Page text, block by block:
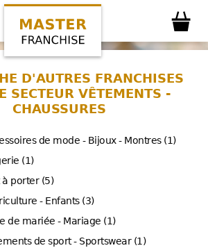
D'AUTRES FRANCHISES
SECTEUR VÊTEMENTS -
CHAUSSURES
de mode - Bijoux - Montres (1)
(1)
à porter (5)
- Enfants (3)
de mariée - Mariage (1)
de sport - Sportswear (1)